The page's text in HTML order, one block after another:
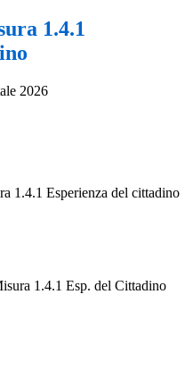
1.4.1
1.4.1 Esperienza del cittadino
1.4.1 Esp. del Cittadino